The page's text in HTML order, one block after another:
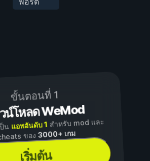
ขั้นตอนที่ 1
น์โหลด WeMod
น แอพอันดับ 1 สำหรับ mod และ
ของ3000+ เกม
เริ่มต้น